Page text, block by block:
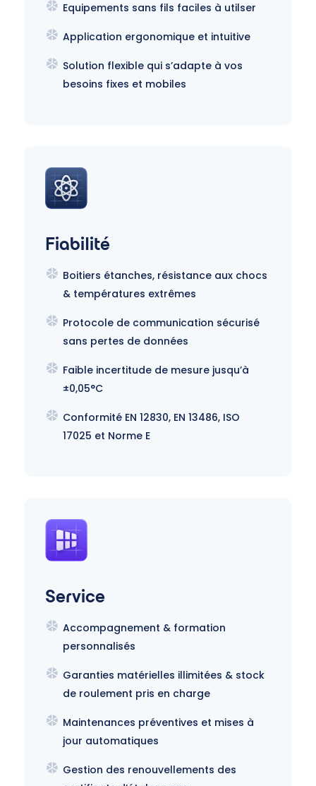
Equipements sans fils faciles à utilser
Application ergonomique et intuitive
Solution flexible qui s’adapte à vos
besoins fixes et mobiles
Fiabilité
Boitiers étanches, résistance aux chocs
& températures extrêmes
Protocole de communication sécurisé
sans pertes de données
Faible incertitude de mesure jusqu’à
±0,05°C
Conformité EN 12830, EN 13486, ISO
17025 et Norme E
Service
Accompagnement & formation
personnalisés
Garanties matérielles illimitées & stock
de roulement pris en charge
Maintenances préventives et mises à
jour automatiques
Gestion des renouvellements des